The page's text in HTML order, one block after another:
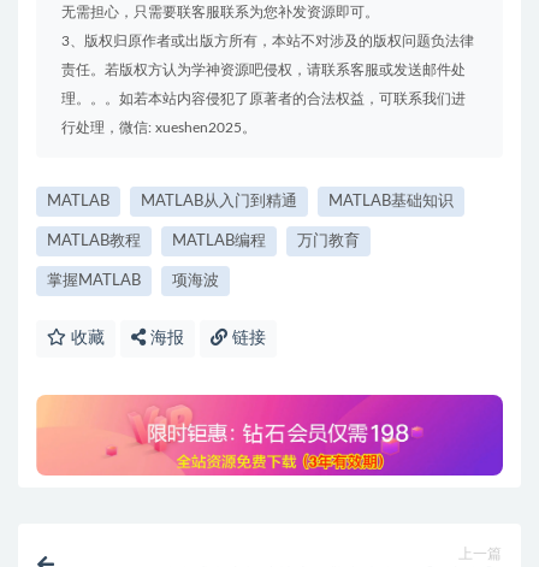
无需担心，只需要联客服联系为您补发资源即可。
3、版权归原作者或出版方所有，本站不对涉及的版权问题负法律
责任。若版权方认为学神资源吧侵权，请联系客服或发送邮件处
理。。。如若本站内容侵犯了原著者的合法权益，可联系我们进
行处理，微信: xueshen2025。
MATLAB MATLAB从入门到精通 MATLAB基础知识
MATLAB教程 MATLAB编程 万门教育
掌握MATLAB 项海波
收藏 海报 链接
上一篇